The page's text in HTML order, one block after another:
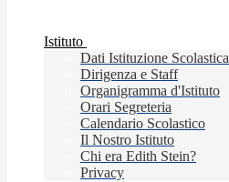
Istituto
Dati Istituzione Scolastica
Dirigenza e Staff
Organigramma d'Istituto
Orari Segreteria
Calendario Scolastico
Il Nostro Istituto
Chi era Edith Stein?
Privacy